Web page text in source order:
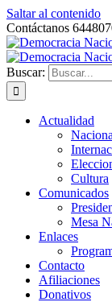
Saltar al contenido
Contáctanos
Buscar:
Actualidad
Cultura
Comunicados
Mesa
Enlaces
Contacto
Afiliaciones
Donativos